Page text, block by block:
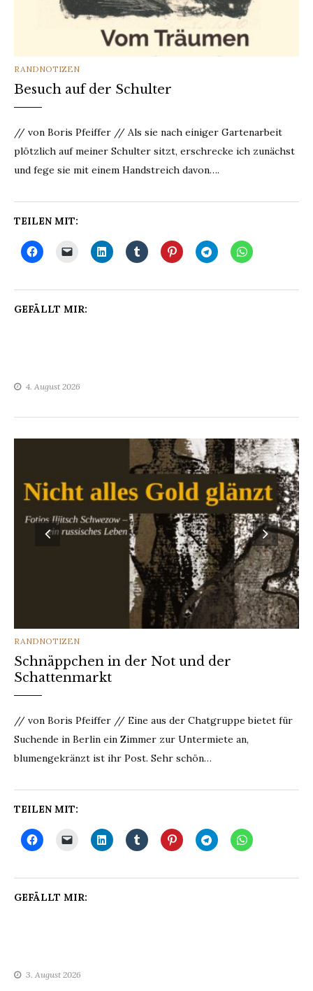
CATEGORIES
RANDNOTIZEN
Besuch auf der Schulter
// von Boris Pfeiffer // Als sie nach einiger Gartenarbeit
plötzlich auf meiner Schulter sitzt, erschrecke ich zunächst
und fege sie mit einem Handstreich davon….
TEILEN MIT:
GEFÄLLT MIR:
4. August 2026
CATEGORIES
RANDNOTIZEN
Schnäppchen in der Not und der
Schattenmarkt
// von Boris Pfeiffer // Eine aus der Chatgruppe bietet für
Suchende in Berlin ein Zimmer zur Untermiete an,
blumengekränzt ist ihr Post. Sehr schön…
TEILEN MIT:
GEFÄLLT MIR:
3. August 2026